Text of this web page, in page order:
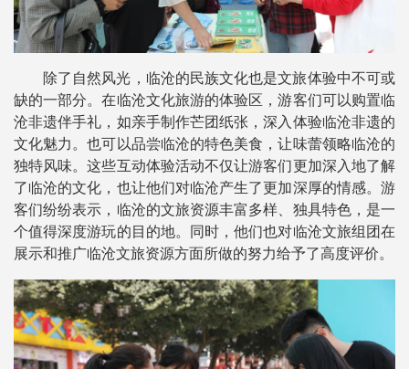
除了自然风光，临沧的民族文化也是文旅体验中不可或
缺的一部分。在临沧文化旅游的体验区，游客们可以购置临
沧非遗伴手礼，如亲手制作芒团纸张，深入体验临沧非遗的
文化魅力。也可以品尝临沧的特色美食，让味蕾领略临沧的
独特风味。这些互动体验活动不仅让游客们更加深入地了解
了临沧的文化，也让他们对临沧产生了更加深厚的情感。游
客们纷纷表示，临沧的文旅资源丰富多样、独具特色，是一
个值得深度游玩的目的地。同时，他们也对临沧文旅组团在
展示和推广临沧文旅资源方面所做的努力给予了高度评价。